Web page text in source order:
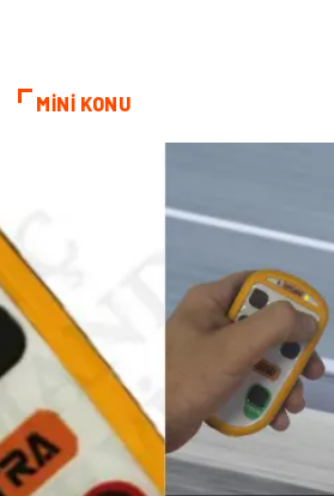
MİNİ KONU